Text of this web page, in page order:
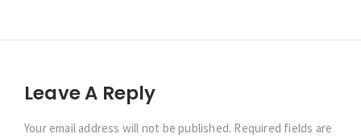
Leave A Reply
Your email address will not be published. Required fields are